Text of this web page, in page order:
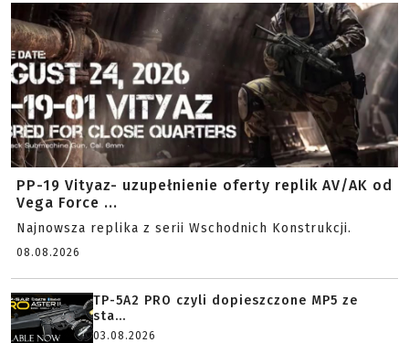
PP-19 Vityaz- uzupełnienie oferty replik AV/AK od
Vega Force ...
Najnowsza replika z serii Wschodnich Konstrukcji.
08.08.2026
TP-5A2 PRO czyli dopieszczone MP5 ze
sta...
03.08.2026